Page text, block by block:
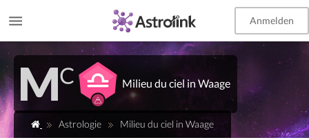
Anmelden
Milieu du ciel in Waage
Astrologie Milieu du ciel in Waage